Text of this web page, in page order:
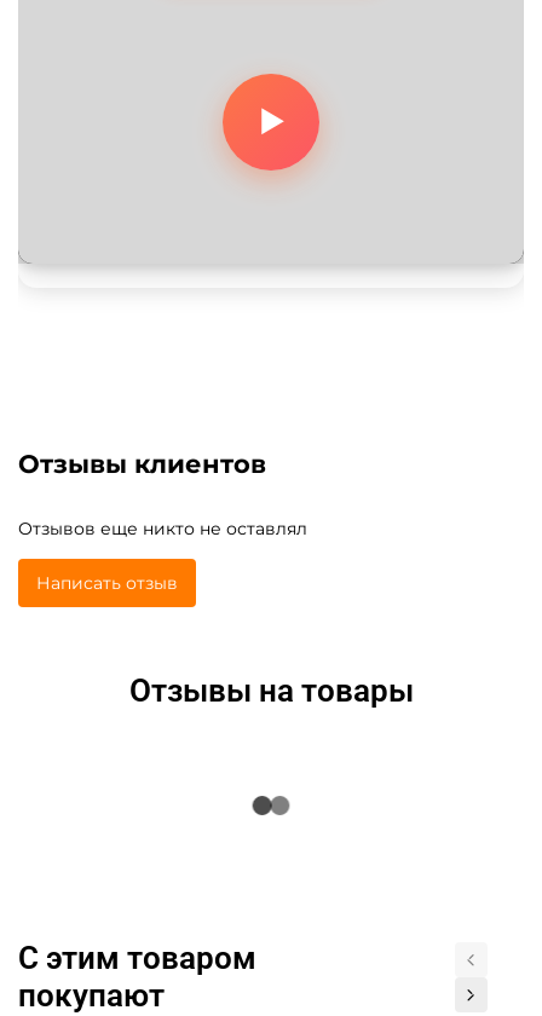
Отзывы клиентов
Отзывов еще никто не оставлял
Написать отзыв
Отзывы на товары
С этим товаром
покупают